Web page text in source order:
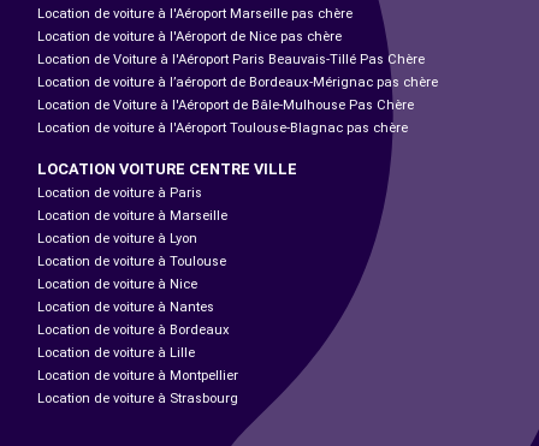
Location de voiture à l'Aéroport Marseille pas chère
Location de voiture à l'Aéroport de Nice pas chère
Location de Voiture à l'Aéroport Paris Beauvais-Tillé Pas Chère
Location de voiture à l’aéroport de Bordeaux-Mérignac pas chère
Location de Voiture à l'Aéroport de Bâle-Mulhouse Pas Chère
Location de voiture à l'Aéroport Toulouse-Blagnac pas chère
LOCATION VOITURE CENTRE VILLE
Location de voiture à Paris
Location de voiture à Marseille
Location de voiture à Lyon
Location de voiture à Toulouse
Location de voiture à Nice
Location de voiture à Nantes
Location de voiture à Bordeaux
Location de voiture à Lille
Location de voiture à Montpellier
Location de voiture à Strasbourg